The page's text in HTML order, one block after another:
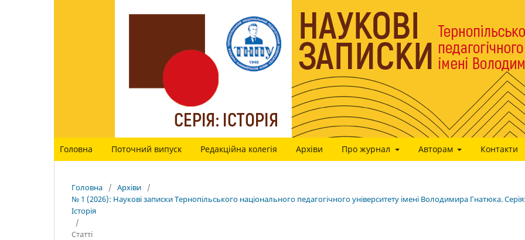
Головна Поточний випуск Редакційна колегія Архіви Про журнал Авторам Контакти
Головна / Архіви
/
№ 1 (2026): Наукові записки Тернопільського національного педагогічного університету імені Володимира Гнатюка.
Історія
/
Статті